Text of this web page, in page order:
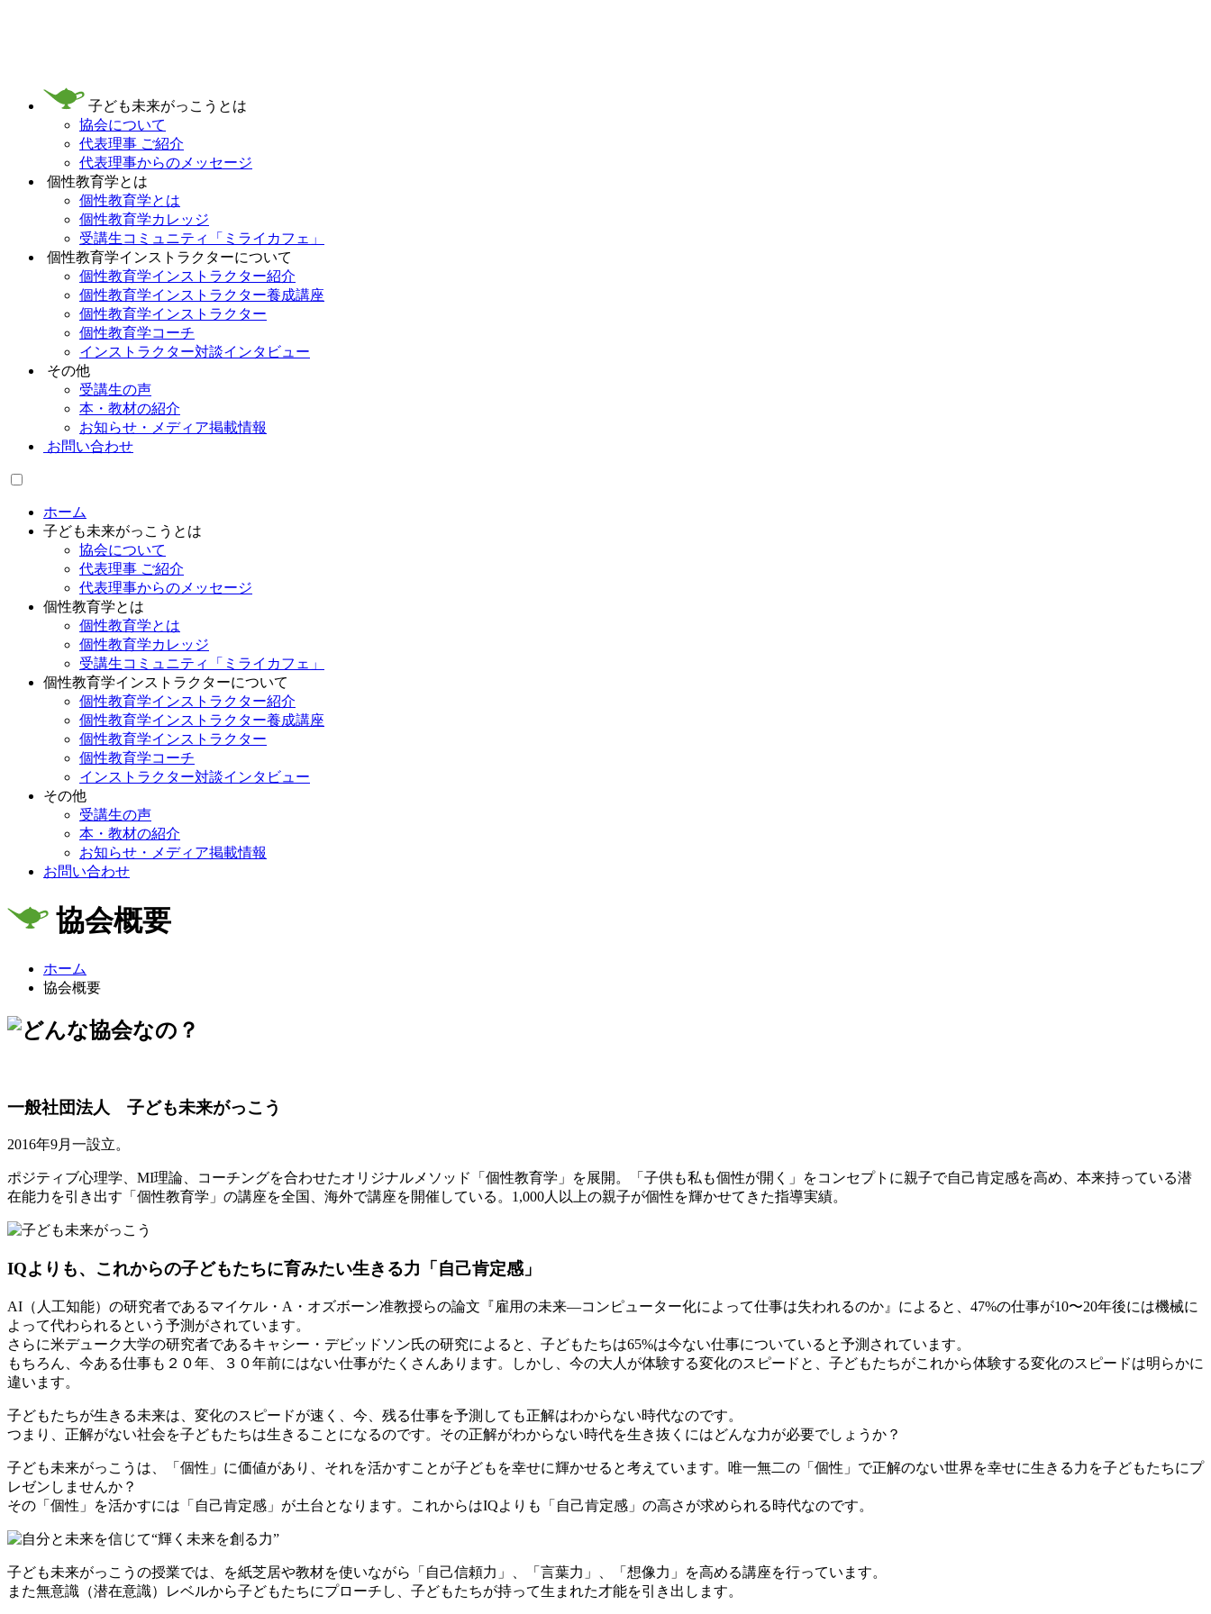
子ども未来がっこうとは
協会について
代表理事 ご紹介
代表理事からのメッセージ
個性教育学とは
個性教育学とは
個性教育学カレッジ
受講生コミュニティ「ミライカフェ」
個性教育学インストラクターについて
個性教育学インストラクター紹介
個性教育学インストラクター養成講座
個性教育学インストラクター
個性教育学コーチ
インストラクター対談インタビュー
その他
受講生の声
本・教材の紹介
お知らせ・メディア掲載情報
お問い合わせ
ホーム
子ども未来がっこうとは
協会について
代表理事 ご紹介
代表理事からのメッセージ
個性教育学とは
個性教育学とは
個性教育学カレッジ
受講生コミュニティ「ミライカフェ」
個性教育学インストラクターについて
個性教育学インストラクター紹介
個性教育学インストラクター養成講座
個性教育学インストラクター
個性教育学コーチ
インストラクター対談インタビュー
その他
受講生の声
本・教材の紹介
お知らせ・メディア掲載情報
お問い合わせ
協会概要
ホーム
協会概要
一般社団法人 子ども未来がっこう
2016年9月一設立。
ポジティブ心理学、MI理論、コーチングを合わせたオリジナルメソッド「個性教育学」を展開。「子供も私も個性が開く」をコンセプトに親子で自己肯定感を高め、本来持っている潜
在能力を引き出す「個性教育学」の講座を全国、海外で講座を開催している。1,000人以上の親子が個性を輝かせてきた指導実績。
IQよりも、これからの子どもたちに育みたい生きる力 「自己肯定感」
AI（人工知能）の研究者であるマイケル・A・オズボーン准教授らの論文『雇用の未来—コンピューター化によって仕事は失われるのか』によると、47%の仕事が10〜20年後には機械に
よって代わられるという予測がされています。
さらに米デューク大学の研究者であるキャシー・デビッドソン氏の研究によると、子どもたちは65%は今ない仕事についていると予測されています。
もちろん、今ある仕事も２０年、３０年前にはない仕事がたくさんあります。しかし、今の大人が体験する変化のスピードと、子どもたちがこれから体験する変化のスピードは明らかに
違います。
子どもたちが生きる未来は、変化のスピードが速く、今、残る仕事を予測しても正解はわからない時代なのです。
つまり、正解がない社会を子どもたちは生きることになるのです。その正解がわからない時代を生き抜くにはどんな力が必要でしょうか？
子ども未来がっこうは、「個性」に価値があり、それを活かすことが子どもを幸せに輝かせると考えています。唯一無二の「個性」で正解のない世界を幸せに生きる力を子どもたちにプ
レゼンしませんか？
その「個性」を活かすには「自己肯定感」が土台となります。これからはIQよりも「自己肯定感」の高さが求められる時代なのです。
子ども未来がっこうの授業では、を紙芝居や教材を使いながら「自己信頼力」、「言葉力」、「想像力」を高める講座を行っています。
また無意識（潜在意識）レベルから子どもたちにプローチし、子どもたちが持って生まれた才能を引き出します。